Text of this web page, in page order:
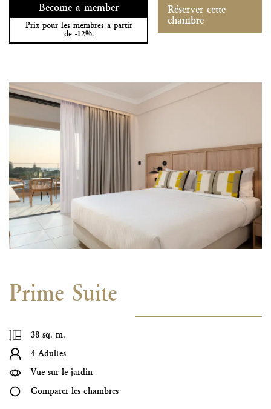
Become a member
Prix pour les membres à partir
de -12%.
Réserver cette
chambre
Prime Suite
38 sq. m.
4 Adultes
Vue sur le jardin
Comparer les chambres